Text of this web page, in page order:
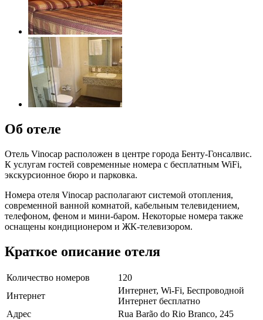
Об отеле
Отель Vinocap расположен в центре города Бенту-Гонсалвис.
К услугам гостей современные номера с бесплатным WiFi,
экскурсионное бюро и парковка.
Номера отеля Vinocap располагают системой отопления,
современной ванной комнатой, кабельным телевидением,
телефоном, феном и мини-баром. Некоторые номера также
оснащены кондиционером и ЖК-телевизором.
Краткое описание отеля
Количество номеров
120
Интернет
Интернет, Wi-Fi, Беспроводной
Интернет бесплатно
Адрес
Rua Barão do Rio Branco, 245